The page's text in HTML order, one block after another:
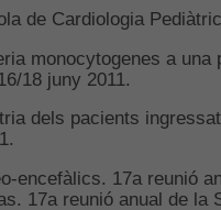
de Cardiologia
monocytogenes a
18 juny 2011.
dels pacients
encefàlics. 17a reunió
17a reunió anual de la